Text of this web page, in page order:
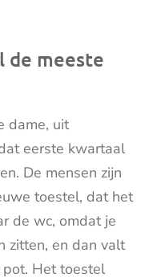
de meeste
dame, uit
eerste kwartaal
De mensen zijn
toestel, dat het
de wc, omdat je
zitten, en dan valt
Het toestel